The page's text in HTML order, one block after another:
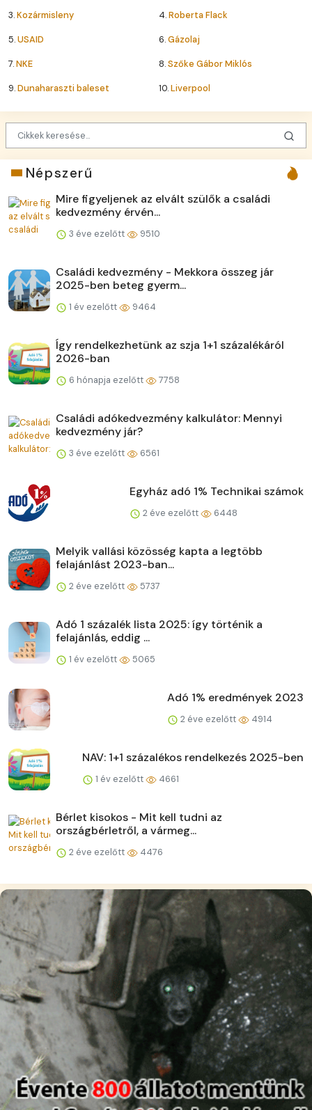
3.Kozármisleny 4.Roberta Flack
5.USAID 6.Gázolaj
7.NKE 8.Szőke Gábor Miklós
9.Dunaharaszti baleset 10.Liverpool
Népszerű
Mire figyeljenek az elvált szülők a családi
kedvezmény érvén...
3 éve ezelőtt 9510
Családi kedvezmény - Mekkora összeg jár
2025-ben beteg gyerm...
1 év ezelőtt 9464
Így rendelkezhetünk az szja 1+1 százalékáról
2026-ban
6 hónapja ezelőtt 7758
Családi adókedvezmény kalkulátor: Mennyi
kedvezmény jár?
3 éve ezelőtt 6561
Egyház adó 1% Technikai számok
2 éve ezelőtt 6448
Melyik vallási közösség kapta a legtöbb
felajánlást 2023-ban...
2 éve ezelőtt 5737
Adó 1 százalék lista 2025: így történik a
felajánlás, eddig ...
1 év ezelőtt 5065
Adó 1% eredmények 2023
2 éve ezelőtt 4914
NAV: 1+1 százalékos rendelkezés 2025-ben
1 év ezelőtt 4661
Bérlet kisokos - Mit kell tudni az
országbérletről, a vármeg...
2 éve ezelőtt 4476